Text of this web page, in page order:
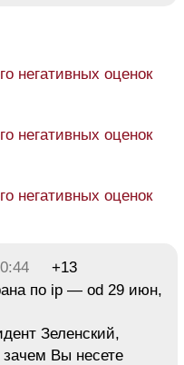
негативных оценок
негативных оценок
негативных оценок
+13
по ip — od 29 июн,
Зеленский,
зачем Вы несете